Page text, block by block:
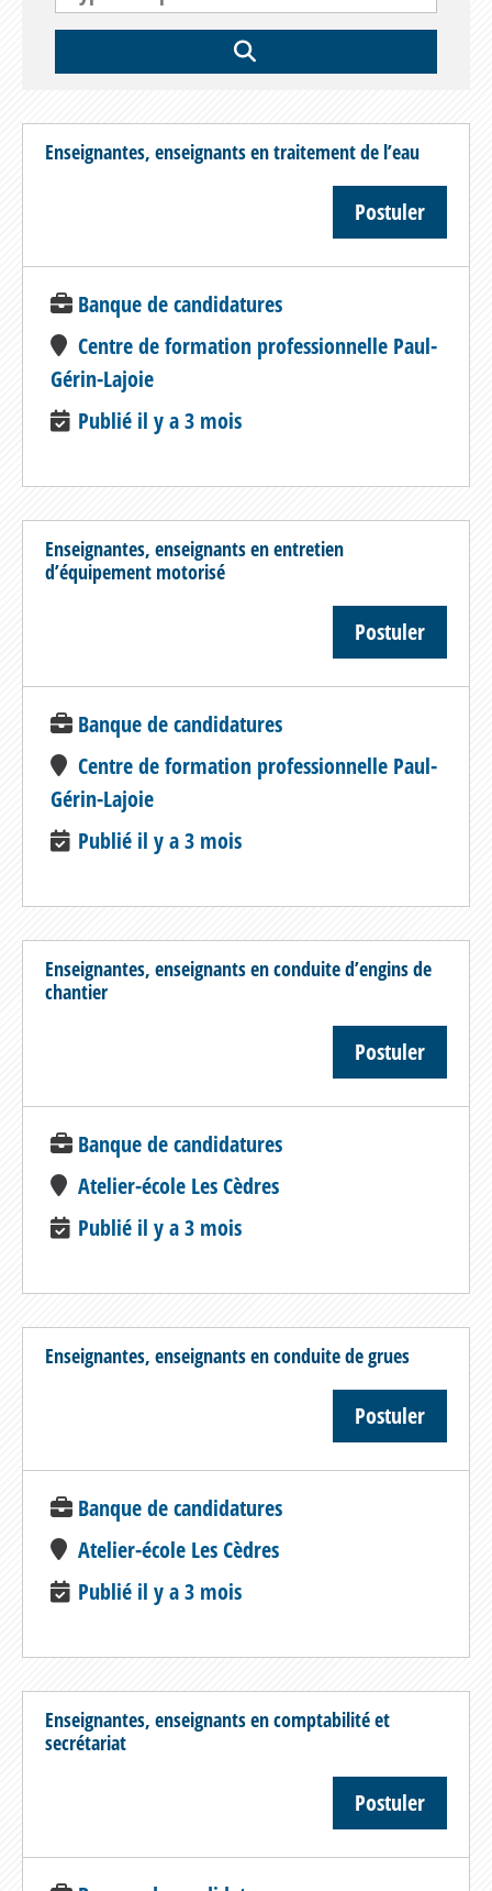
Enseignantes, enseignants en traitement de l’eau
Postuler
Banque de candidatures
Centre de formation professionnelle Paul-
Gérin-Lajoie
Publié il y a 3 mois
Enseignantes, enseignants en entretien
d’équipement motorisé
Postuler
Banque de candidatures
Centre de formation professionnelle Paul-
Gérin-Lajoie
Publié il y a 3 mois
Enseignantes, enseignants en conduite d’engins de
chantier
Postuler
Banque de candidatures
Atelier-école Les Cèdres
Publié il y a 3 mois
Enseignantes, enseignants en conduite de grues
Postuler
Banque de candidatures
Atelier-école Les Cèdres
Publié il y a 3 mois
Enseignantes, enseignants en comptabilité et
secrétariat
Postuler